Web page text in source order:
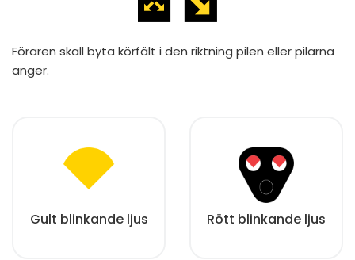
Föraren skall byta körfält i den riktning pilen eller pilarna
anger.
Gult blinkande ljus Rött blinkande ljus